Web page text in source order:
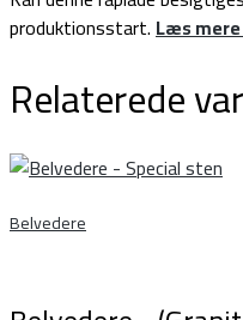
produktionsstart.Læs
Relaterede
Belvedere